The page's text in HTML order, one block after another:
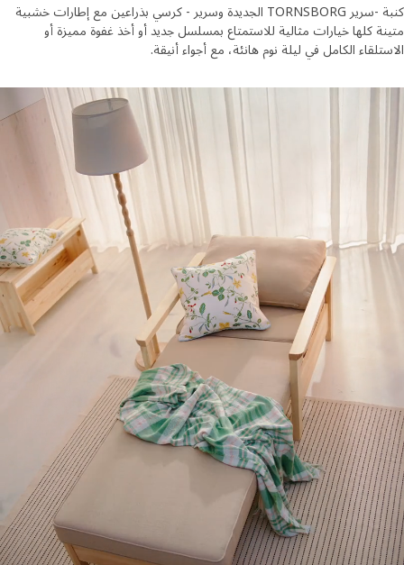
كنبة -سرير TORNSBORG الجديدة وسرير - كرسي بذراعين مع إطارات خشبية
كلها خيارات مثالية للاستمتاع بمسلسل جديد أو أخذ غفوة مميزة أو
الكامل في ليلة نوم هانئة، مع أجواء أنيقة.